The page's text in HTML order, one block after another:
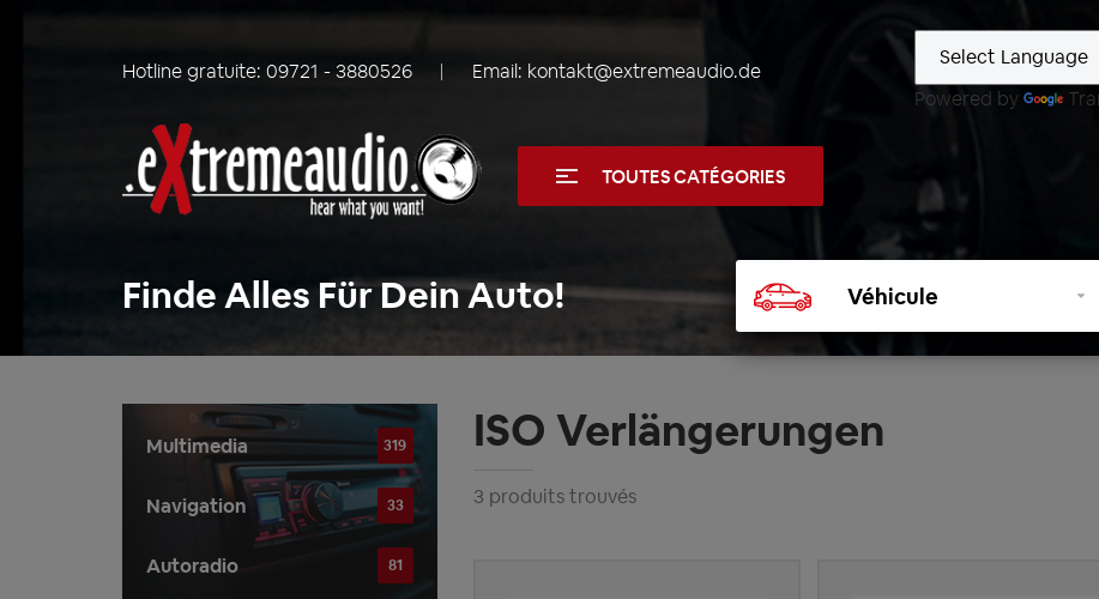
Hotline gratuite: 09721 - 3880526 Email: kontakt@extremeaudio.de
Powered by
TOUTES CATÉGORIES
Finde Alles Für Dein Auto!
un
véhicule
Multimedia 319
Navigation 33
Autoradio 81
ISO Verlängerungen
3 produits trouvés